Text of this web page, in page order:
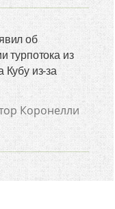
об
турпотока из
Кубу из-за
Коронелли